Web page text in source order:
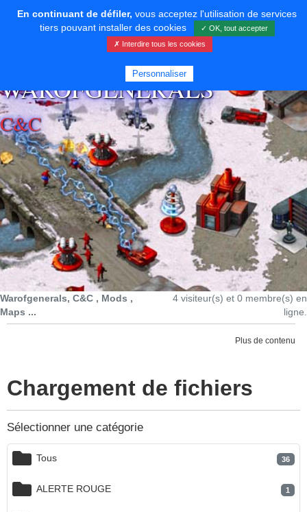
⚡ SOUTENIR LE DÉVELOPPEMENT
WAROFGENERALS
C&C
Warofgenerals, C&C , Mods ,
Maps ...
4 visiteur(s) et 0 membre(s) en
ligne.
Plus de contenu
Chargement de fichiers
Sélectionner une catégorie
Tous 36
ALERTE ROUGE 1
En continuant de défiler, vous acceptez l'utilisation de services
tiers pouvant installer des cookies
✓ OK, tout accepter
✗ Interdire tous les cookies
Personnaliser